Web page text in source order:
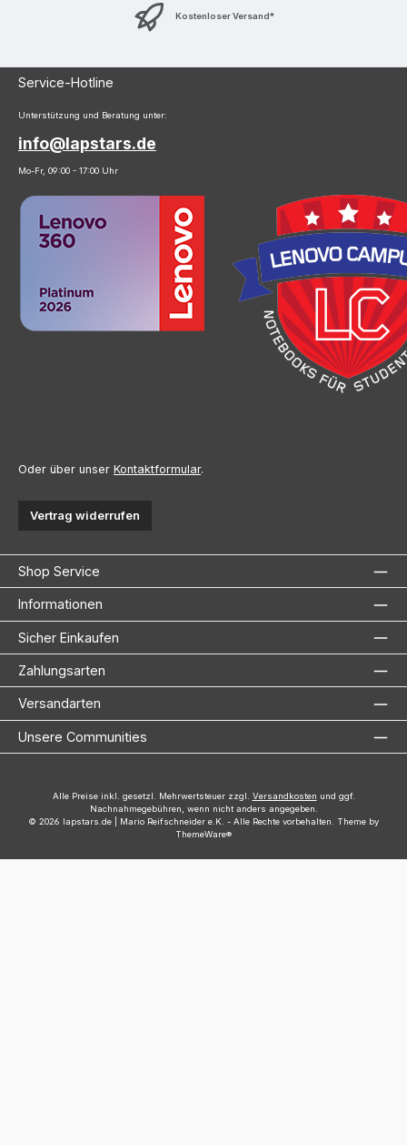
Kostenloser Versand*
Service-Hotline
Unterstützung und Beratung unter:
info@lapstars.de
Mo-Fr, 09:00 - 17:00 Uhr
Oder über unser Kontaktformular.
Vertrag widerrufen
Shop Service
Informationen
Sicher Einkaufen
Zahlungsarten
Versandarten
Unsere Communities
Alle Preise inkl. gesetzl. Mehrwertsteuer zzgl. Versandkosten und ggf.
Nachnahmegebühren, wenn nicht anders angegeben.
© 2026 lapstars.de | Mario Reifschneider e.K. - Alle Rechte vorbehalten. Theme by
ThemeWare®